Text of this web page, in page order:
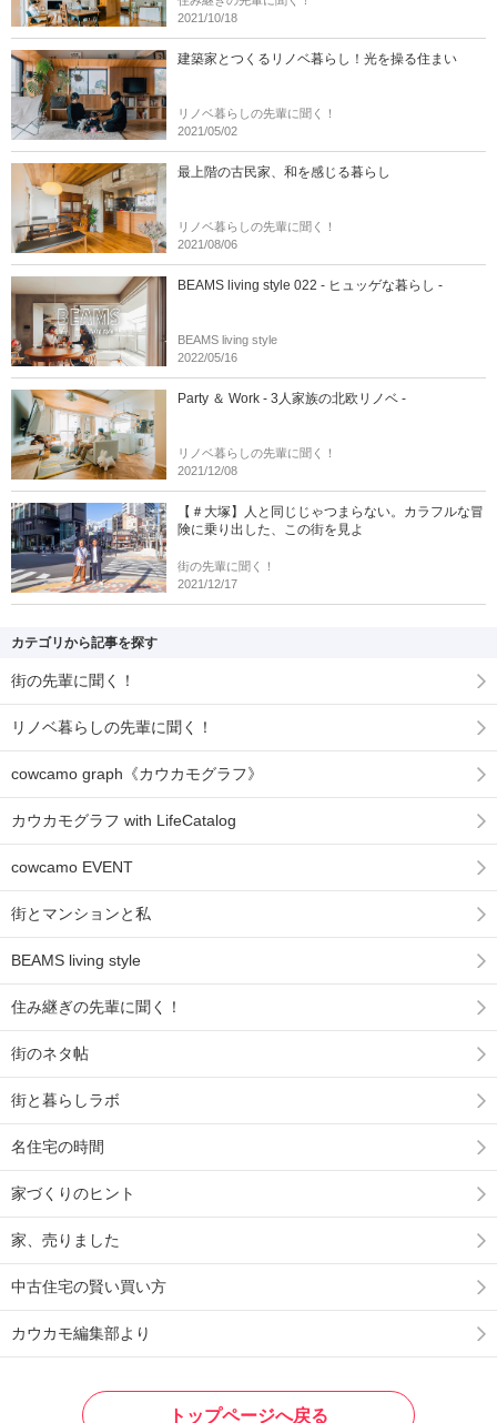
2021/10/18
建築家とつくるリノベ暮らし！光を操る住まい
リノベ暮らしの先輩に聞く！
2021/05/02
最上階の古民家、和を感じる暮らし
リノベ暮らしの先輩に聞く！
2021/08/06
BEAMS living style 022 - ヒュッゲな暮らし -
BEAMS living style
2022/05/16
Party ＆ Work - 3人家族の北欧リノベ -
リノベ暮らしの先輩に聞く！
2021/12/08
【＃大塚】人と同じじゃつまらない。カラフルな冒
険に乗り出した、この街を見よ
街の先輩に聞く！
2021/12/17
カテゴリから記事を探す
街の先輩に聞く！
リノベ暮らしの先輩に聞く！
cowcamo graph《カウカモグラフ》
カウカモグラフ with LifeCatalog
cowcamo EVENT
街とマンションと私
BEAMS living style
住み継ぎの先輩に聞く！
街のネタ帖
街と暮らしラボ
名住宅の時間
家づくりのヒント
家、売りました
中古住宅の賢い買い方
カウカモ編集部より
トップページへ戻る